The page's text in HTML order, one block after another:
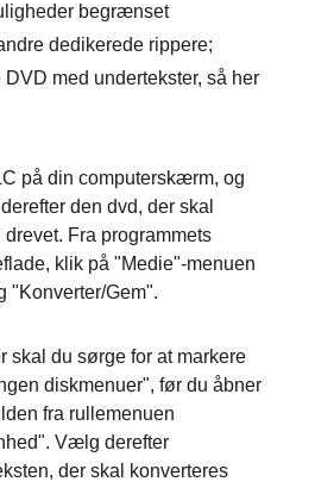
begrænset
dedikerede rippere;
med undertekster, så her
på din computerskærm, og
den dvd, der skal
drevet. Fra programmets
klik på "Medie"-menuen
"Konverter/Gem".
skal du sørge for at markere
diskmenuer", før du åbner
fra rullemenuen
Vælg derefter
der skal konverteres